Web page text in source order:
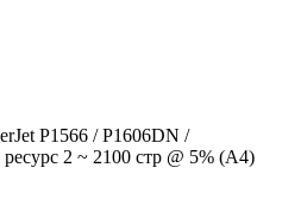
P1566 / P1606DN /
2 ~ 2100 стр @ 5% (A4)